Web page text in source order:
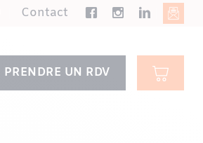
Contact
PRENDRE UN RDV